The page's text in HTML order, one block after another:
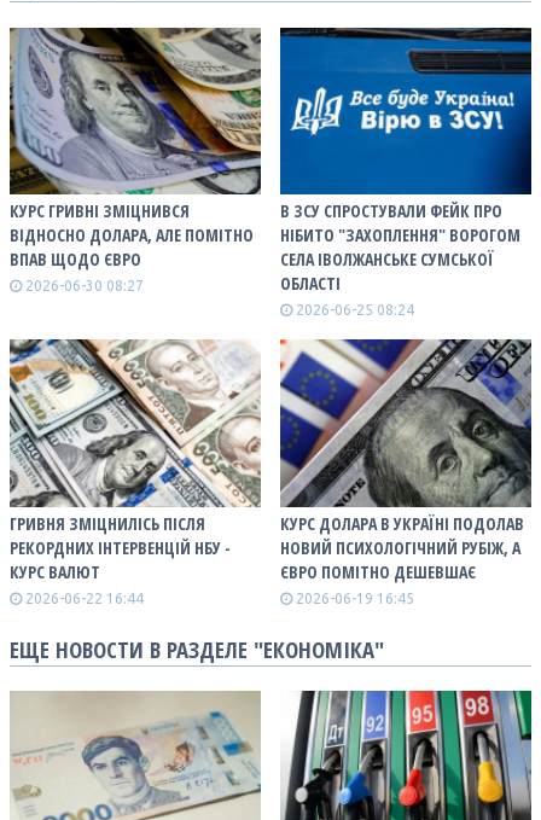
КУРС ГРИВНІ ЗМІЦНИВСЯ
ВІДНОСНО ДОЛАРА, АЛЕ ПОМІТНО
ВПАВ ЩОДО ЄВРО
2026-06-30 08:27
В ЗСУ СПРОСТУВАЛИ ФЕЙК ПРО
НІБИТО "ЗАХОПЛЕННЯ" ВОРОГОМ
СЕЛА ІВОЛЖАНСЬКЕ СУМСЬКОЇ
ОБЛАСТІ
2026-06-25 08:24
ГРИВНЯ ЗМІЦНИЛІСЬ ПІСЛЯ
РЕКОРДНИХ ІНТЕРВЕНЦІЙ НБУ -
КУРС ВАЛЮТ
2026-06-22 16:44
КУРС ДОЛАРА В УКРАЇНІ ПОДОЛАВ
НОВИЙ ПСИХОЛОГІЧНИЙ РУБІЖ, А
ЄВРО ПОМІТНО ДЕШЕВШАЄ
2026-06-19 16:45
ЕЩЕ НОВОСТИ В РАЗДЕЛЕ "ЕКОНОМІКА"